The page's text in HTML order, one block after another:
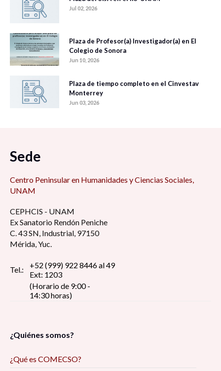
Jul 02, 2026
Plaza de Profesor(a) Investigador(a) en El
Colegio de Sonora
Jun 10, 2026
Plaza de tiempo completo en el Cinvestav
Monterrey
Jun 03, 2026
Sede
Centro Peninsular en Humanidades y Ciencias Sociales,
UNAM
CEPHCIS - UNAM
Ex Sanatorio Rendón Peniche
C. 43 SN, Industrial, 97150
Mérida, Yuc.
Tel.:
+52 (999) 922 8446 al 49
Ext: 1203
(Horario de 9:00 -
14:30 horas)
¿Quiénes somos?
¿Qué es COMECSO?